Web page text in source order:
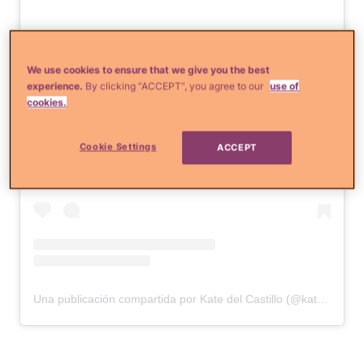
We use cookies to ensure that we give you the best
experience. By clicking “ACCEPT”, you agree to our use of
cookies.
Cookie Settings ACCEPT